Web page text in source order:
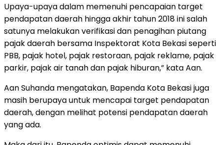
Upaya-upaya dalam memenuhi pencapaian target
pendapatan daerah hingga akhir tahun 2018 ini salah
satunya melakukan verifikasi dan penagihan piutang
pajak daerah bersama Inspektorat Kota Bekasi seperti
PBB, pajak hotel, pajak restoraan, pajak reklame, pajak
parkir, pajak air tanah dan pajak hiburan,” kata Aan.
Aan Suhanda mengatakan, Bapenda Kota Bekasi juga
masih berupaya untuk mencapai target pendapatan
daerah, dengan melihat potensi pendapatan daerah
yang ada.